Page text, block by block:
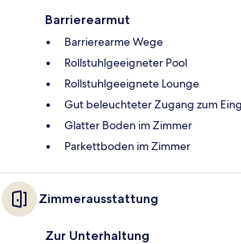
Barrierearmut
Barrierearme Wege
Rollstuhlgeeigneter Pool
Rollstuhlgeeignete Lounge
Gut beleuchteter Zugang zum
Glatter Boden im Zimmer
Parkettboden im Zimmer
Zimmerausstattung
Zur Unterhaltung